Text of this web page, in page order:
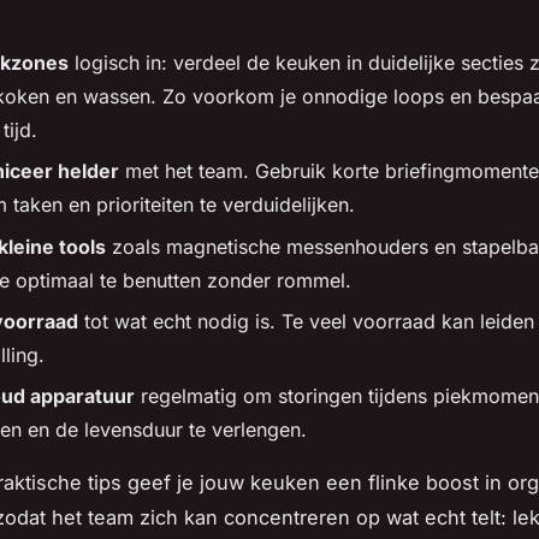
logisch in: verdeel de keuken in duidelijke secties
en wassen. Zo voorkom je onnodige loops en
helder met het team. Gebruik korte
taken en prioriteiten te verduidelijken.
tools zoals magnetische messenhouders en
optimaal te benutten zonder rommel.
tot wat echt nodig is. Te veel voorraad kan
apparatuur regelmatig om storingen tijdens
en de levensduur te verlengen.
tips geef je jouw keuken een flinke boost in
het team zich kan concentreren op wat echt telt: